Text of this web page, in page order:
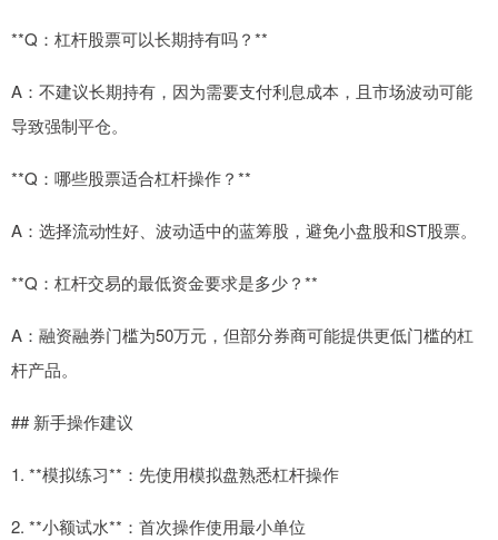
**Q：杠杆股票可以长期持有吗？**
A：不建议长期持有，因为需要支付利息成本，且市场波动可能
导致强制平仓。
**Q：哪些股票适合杠杆操作？**
A：选择流动性好、波动适中的蓝筹股，避免小盘股和ST股票。
**Q：杠杆交易的最低资金要求是多少？**
A：融资融券门槛为50万元，但部分券商可能提供更低门槛的杠
杆产品。
## 新手操作建议
1. **模拟练习**：先使用模拟盘熟悉杠杆操作
2. **小额试水**：首次操作使用最小单位